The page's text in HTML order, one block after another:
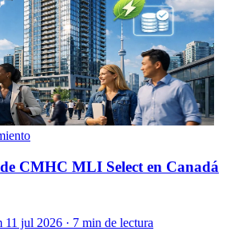
de CMHC MLI Select en Canadá
11 jul 2026 · 7 min de lectura